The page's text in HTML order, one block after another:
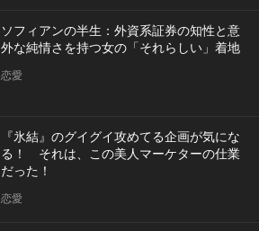
ソフィアンの半生：外資系証券の知性と意
外な純情さを持つ女の「それらしい」着地
恋愛
『氷結』のグイグイ攻めてる企画が気にな
る！ それは、この美人マーケターの仕業
だった！
恋愛